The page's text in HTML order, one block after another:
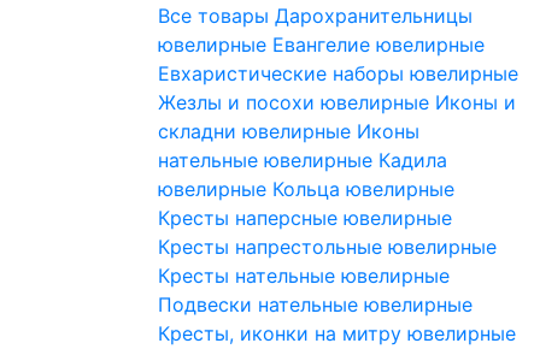
Все товары Дарохранительницы
ювелирные Евангелие ювелирные
Евхаристические наборы ювелирные
Жезлы и посохи ювелирные Иконы и
складни ювелирные Иконы
нательные ювелирные Кадила
ювелирные Кольца ювелирные
Кресты наперсные ювелирные
Кресты напрестольные ювелирные
Кресты нательные ювелирные
Подвески нательные ювелирные
Кресты, иконки на митру ювелирные